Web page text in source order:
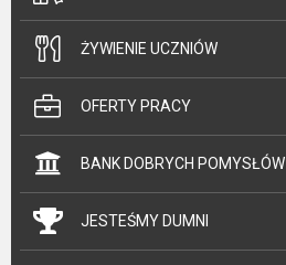
ŻYWIENIE UCZNIÓW
OFERTY PRACY
BANK DOBRYCH POMYSŁÓW
JESTEŚMY DUMNI